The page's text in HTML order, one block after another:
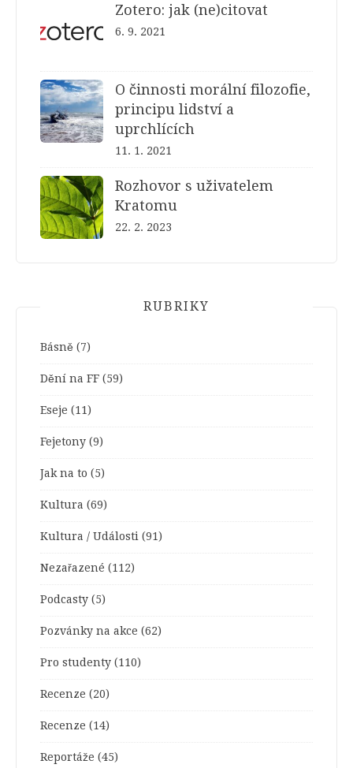
Zotero: jak (ne)citovat
6. 9. 2021
O činnosti morální filozofie,
principu lidství a
uprchlících
11. 1. 2021
Rozhovor s uživatelem
Kratomu
22. 2. 2023
RUBRIKY
Básně (7)
Dění na FF (59)
Eseje (11)
Fejetony (9)
Jak na to (5)
Kultura (69)
Kultura / Události (91)
Nezařazené (112)
Podcasty (5)
Pozvánky na akce (62)
Pro studenty (110)
Recenze (20)
Recenze (14)
Reportáže (45)